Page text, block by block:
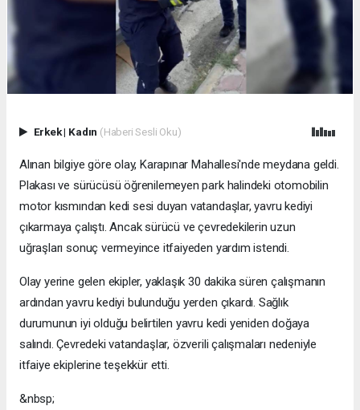
Erkek| Kadın (Haberi Sesli Oku)
Alınan bilgiye göre olay, Karapınar Mahallesi'nde meydana geldi.
Plakası ve sürücüsü öğrenilemeyen park halindeki otomobilin
motor kısmından kedi sesi duyan vatandaşlar, yavru kediyi
çıkarmaya çalıştı. Ancak sürücü ve çevredekilerin uzun
uğraşları sonuç vermeyince itfaiyeden yardım istendi.
Olay yerine gelen ekipler, yaklaşık 30 dakika süren çalışmanın
ardından yavru kediyi bulunduğu yerden çıkardı. Sağlık
durumunun iyi olduğu belirtilen yavru kedi yeniden doğaya
salındı. Çevredeki vatandaşlar, özverili çalışmaları nedeniyle
itfaiye ekiplerine teşekkür etti.
&nbsp;